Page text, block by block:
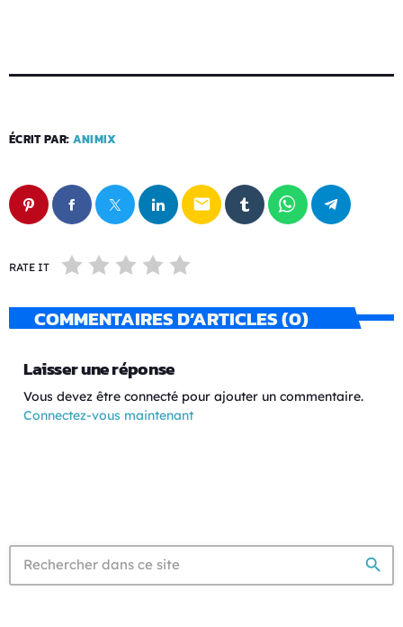
ÉCRIT PAR: ANIMIX
email
RATE IT
COMMENTAIRES D’ARTICLES (0)
Laisser une réponse
Vous devez être connecté pour ajouter un commentaire.
Connectez-vous maintenant
search